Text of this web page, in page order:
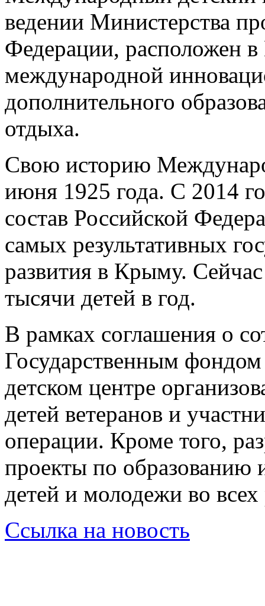
ведении Министерства
Федерации, расположен
международной
дополнительного
отдыха.
Свою историю
июня 1925 года. С 2014
состав Российской
самых результативных
развития в Крыму.
тысячи детей в год.
В рамках соглашения о
Государственным
детском центре
детей ветеранов и
операции. Кроме того,
проекты по образованию
детей и молодежи во
Ссылка на новость